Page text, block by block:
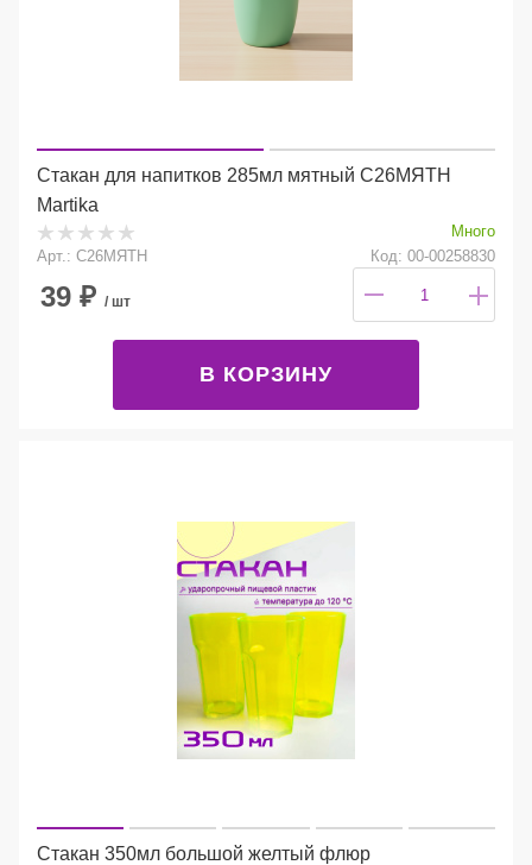
Стакан для напитков 285мл мятный С26МЯТН
Martika
Много
Арт.: С26МЯТН
Код: 00-00258830
39 ₽ / шт
В КОРЗИНУ
Стакан 350мл большой желтый флюр